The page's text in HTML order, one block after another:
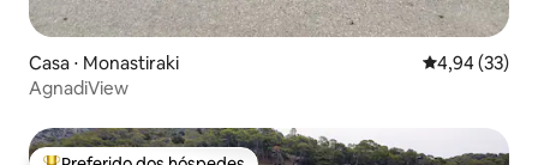
Casa ⋅ Monastiraki 4,94 de uma
4,94 (33)
AgnadiView